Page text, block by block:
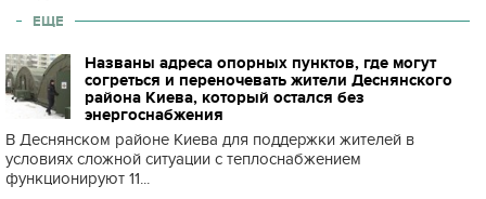
ЕЩЕ
Названы адреса опорных пунктов, где могут
согреться и переночевать жители Деснянского
района Киева, который остался без
энергоснабжения
В Деснянском районе Киева для поддержки жителей в
условиях сложной ситуации с теплоснабжением
функционируют 11...